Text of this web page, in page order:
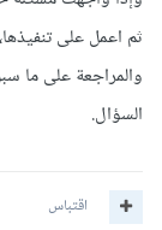
ثم اعمل على
والمراجعة على ما
السؤال.
اقتباس